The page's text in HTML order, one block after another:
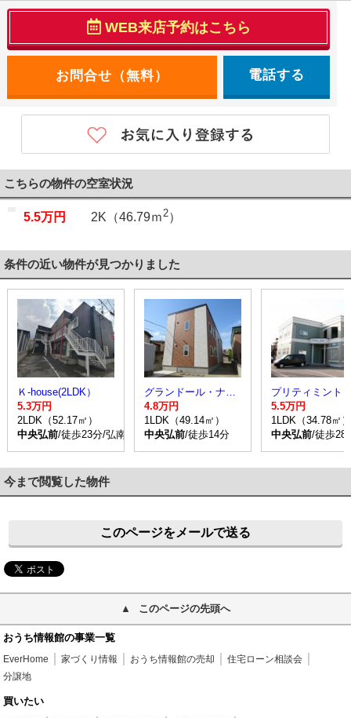
WEB来店予約はこちら
電話する
こちらの物件の空室状況
5.5万円 2K（46.79ｍ2）
条件の近い物件が見つかりました
Ｋ-house(2LDK）
5.3万円
2LDK（52.17㎡）
中央弘前/徒歩23分/弘南バス 亀甲町角 停歩2分
4.8万円
1LDK（49.14㎡）
中央弘前/徒歩14分
プリティミント
5.5万円
1LDK（34.78㎡）
中央弘前/徒歩
今まで閲覧した物件
このページをメールで送る
このページの先頭へ
おうち情報館の事業一覧
EverHome 家づくり情報 おうち情報館の売却
住宅ローン相談会
分譲地
買いたい